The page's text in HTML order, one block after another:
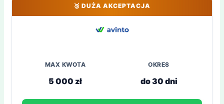
🥉 DUŻA AKCEPTACJA
MAX KWOTA
5 000 zł
OKRES
do 30 dni